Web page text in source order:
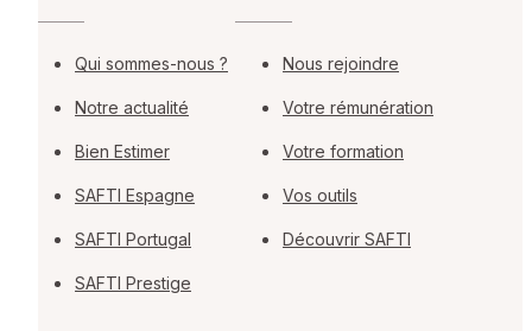
Qui sommes-nous ?
Notre actualité
Bien Estimer
SAFTI Espagne
SAFTI Portugal
SAFTI Prestige
Nous rejoindre
Votre rémunération
Votre formation
Vos outils
Découvrir SAFTI